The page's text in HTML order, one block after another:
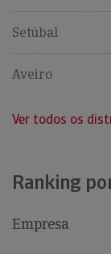
Setúbal
Aveiro
Ver todos os
Ranking
Empresa